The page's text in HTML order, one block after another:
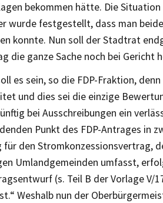
bekommen hätte. Die
wurde festgestellt, dass man
konnte. Nun soll der Stadtrat
die ganze Sache noch bei Gericht
es sein, so die FDP-Fraktion,
und dies sei die einzige
bei Ausschreibungen ein
Punkt des FDP-Antrages in
für den Stromkonzessionsvertrag,
Umlandgemeinden umfasst,
(s. Teil B der Vorlage V/
Weshalb nun der